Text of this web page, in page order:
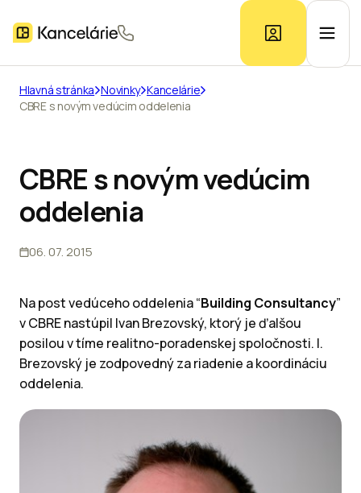
Prieskum trhu
Hlavná stránka Novinky Kancelárie
CBRE s novým vedúcim oddelenia
CBRE s novým vedúcim
oddelenia
06. 07. 2015
Na post vedúceho oddelenia “Building Consultancy”
v CBRE nastúpil Ivan Brezovský, ktorý je ďalšou
posilou v tíme realitno-poradenskej spoločnosti. I.
Brezovský je zodpovedný za riadenie a koordináciu
oddelenia.